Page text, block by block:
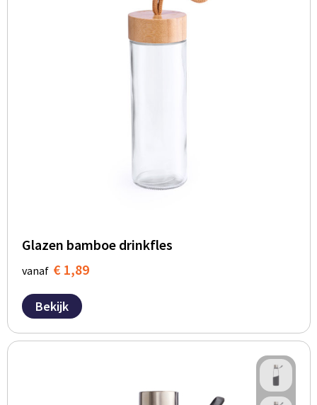
Glazen bamboe drinkfles
vanaf € 1,89
Bekijk